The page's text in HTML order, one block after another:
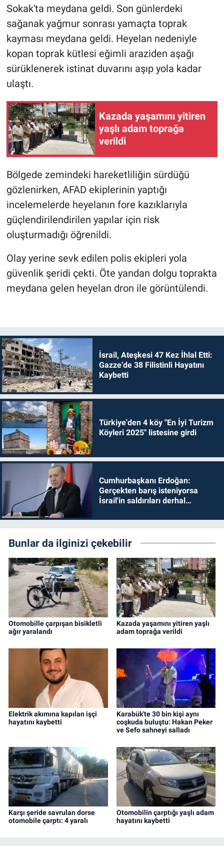
Sokak'ta meydana geldi. Son günlerdeki
sağanak yağmur sonrası yamaçta toprak
kayması meydana geldi. Heyelan nedeniyle
kopan toprak kütlesi eğimli araziden aşağı
sürüklenerek istinat duvarını aşıp yola kadar
ulaştı.
Kazada yaşamını yitiren
yaşlı adam toprağa
verildi
Bölgede zemindeki hareketliliğin sürdüğü
gözlenirken, AFAD ekiplerinin yaptığı
incelemelerde heyelanın fore kazıklarıyla
güçlendirilendirilen yapılar için risk
oluşturmadığı öğrenildi.
Olay yerine sevk edilen polis ekipleri yola
güvenlik şeridi çekti. Öte yandan dolgu toprakta
meydana gelen heyelan dron ile görüntülendi.
İsrail, Ateşkesi 47 Kez İhlal Etti:
Gazze’de 38 Filistinli Hayatını
Kaybetti
Türkiye'den 4 köy "En İyi Turizm
Köyleri 2025" listesine girdi
Cumhurbaşkanı Erdoğan:
Gerçekten barış isteniyorsa
İsrail'in saldırıları derhal
Bunlar da ilginizi çekebilir
Otomobille çarpışan bisikletli
ağır yaralandı
Kazada yaşamını yitiren yaşlı
adam toprağa verildi
Elektrik akımına kapılan işçi
hayatını kaybetti
Karabük'te 30 bin kişi aynı
coşkuda buluştu: Hakan Peker
ve Sefo sahneyi salladı
Karşı şeride savrulan dorse
otomobile çarptı: 4 yaralı
Otomobilin çarptığı yaşlı adam
hayatını kaybetti